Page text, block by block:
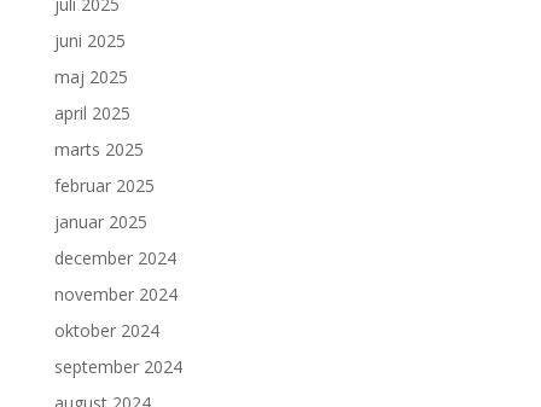
juni 2025
maj 2025
april 2025
marts 2025
februar 2025
januar 2025
december 2024
november 2024
oktober 2024
september 2024